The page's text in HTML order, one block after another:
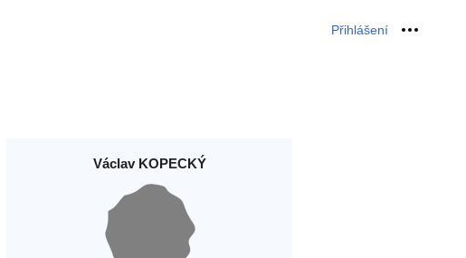
Přihlášení Osobní
Václav KOPECKÝ